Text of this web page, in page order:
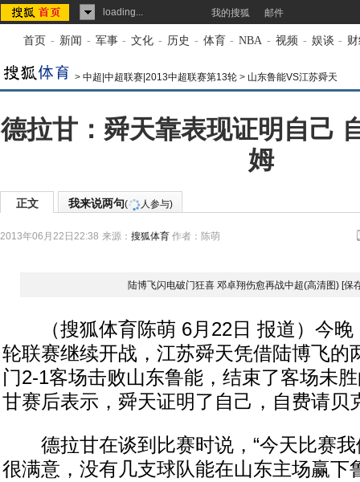
loading... 我的搜狐 邮件
首页 - 新闻 - 军事 - 文化 - 历史 - 体育 - NBA - 视频 - 娱谈 -
> 中超|中超联赛|2013中超联赛第13轮 > 山东鲁能VS江苏舜天
德拉甘：舜天靠表现证明自己
姆
正文 我来说两句( 人参与)
2013年06月22日22:38 来源： 搜狐体育 作者：陈萌
陆博飞闪电破门狂喜 邓卓翔伤愈再战中超(高清图) [保
（搜狐体育陈萌 6月22日 报道）今晚
轮联赛继续开战，江苏舜天凭借陆博飞的
门2-1客场击败山东鲁能，结束了客场未
甘赛后表示，舜天证明了自己，自费请贝
德拉甘在谈到比赛时说，“今天比赛我
很满意，没有几支球队能在山东主场赢下